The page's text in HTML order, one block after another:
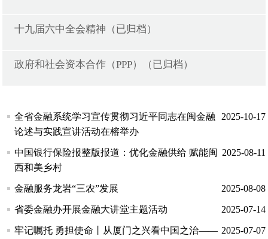
十九届六中全会精神（已归档）
政府和社会资本合作（PPP）（已归档）
2025-10-17
全省金融系统学习宣传贯彻习近平同志在闽金融
论述与实践宣讲活动在榕举办
2025-08-11
中国银行保险报整版报道：优化金融供给 赋能闽
西和美乡村
2025-08-08
金融服务龙岩“三农”发展
2025-07-14
省委金融办开展金融大讲堂主题活动
2025-07-07
牢记嘱托 勇担使命丨从厦门之兴看中国之治——